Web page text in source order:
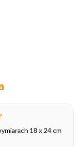
18 x 24 cm